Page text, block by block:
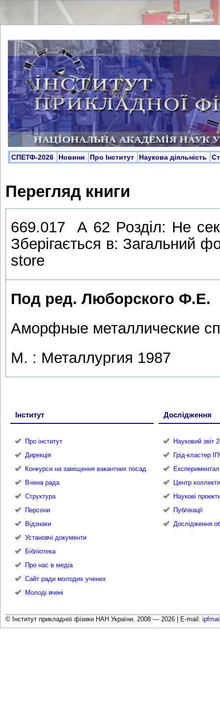
СПЕТФ-2026 Новини Про Інститут Наукова діяльність
Перегляд книги
669.017 А 62 Розділ: Не
Зберігається в: Загальний
store
Под ред. Люборского Ф.Е.
Аморфные металлические
М. : Металлургия 1987
Інститут
Про інститут
Дирекція
Конкурси на заміщення вакантних посад
Вчена рада
Структура
Персони
Відзнаки
Установчі документи
Бібліотека
Про нас в медіа
Сайт ради молодих учених
Молоді вчені
Дослідження
Науковий звіт
Грід-кластер
Центр
Наукові
Публікації
Дослідження
© Інститут прикладної фізики НАН України, 2008 — 2026 | E-mail: